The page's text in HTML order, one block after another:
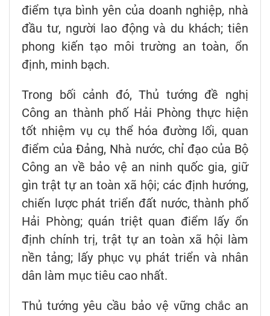
điểm tựa bình yên của doanh nghiệp, nhà
đầu tư, người lao động và du khách; tiên
phong kiến tạo môi trường an toàn, ổn
định, minh bạch.
Trong bối cảnh đó, Thủ tướng đề nghị
Công an thành phố Hải Phòng thực hiện
tốt nhiệm vụ cụ thể hóa đường lối, quan
điểm của Đảng, Nhà nước, chỉ đạo của Bộ
Công an về bảo vệ an ninh quốc gia, giữ
gìn trật tự an toàn xã hội; các định hướng,
chiến lược phát triển đất nước, thành phố
Hải Phòng; quán triệt quan điểm lấy ổn
định chính trị, trật tự an toàn xã hội làm
nền tảng; lấy phục vụ phát triển và nhân
dân làm mục tiêu cao nhất.
Thủ tướng yêu cầu bảo vệ vững chắc an